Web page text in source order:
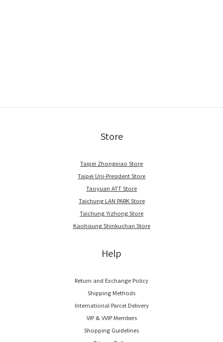
Store
Taipei Zhongxiao Store
Taipei Uni-President Store
Taoyuan ATT Store
Taichung LAN PARK Store
Taichung Yizhong Store
Kaohsiung Shinkuchan Store
Help
Return and Exchange Policy
Shipping Methods
International Parcel Delivery
VIP & VVIP Members
Shopping Guidelines